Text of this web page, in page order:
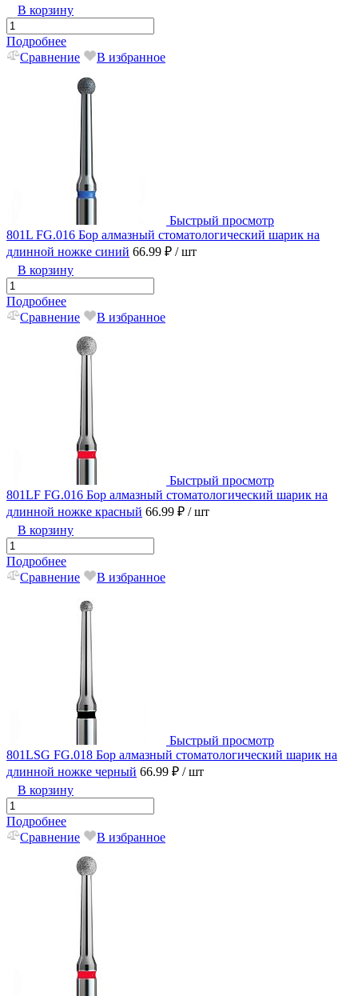
В корзину
Подробнее
Сравнение
В избранное
Быстрый просмотр
801L FG.016 Бор алмазный стоматологический шарик на
длинной ножке синий 66.99 ₽ / шт
В корзину
Подробнее
Сравнение
В избранное
Быстрый просмотр
801LF FG.016 Бор алмазный стоматологический шарик на
длинной ножке красный 66.99 ₽ / шт
В корзину
Подробнее
Сравнение
В избранное
Быстрый просмотр
801LSG FG.018 Бор алмазный стоматологический шарик на
длинной ножке черный 66.99 ₽ / шт
В корзину
Подробнее
Сравнение
В избранное